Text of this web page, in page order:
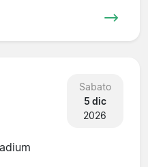
Sabato
5 dic
2026